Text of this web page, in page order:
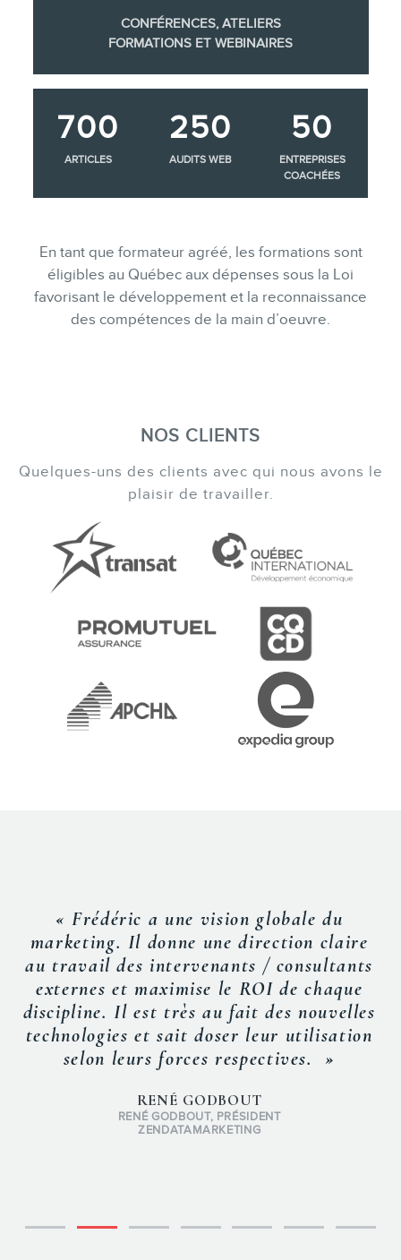
CONFÉRENCES, ATELIERS
FORMATIONS ET WEBINAIRES
700
ARTICLES
250
AUDITS WEB
50
ENTREPRISES
COACHÉES
En tant que formateur agréé, les formations sont
éligibles au Québec aux dépenses sous la Loi
favorisant le développement et la reconnaissance
des compétences de la main d’oeuvre.
NOS CLIENTS
Quelques-uns des clients avec qui nous avons le
plaisir de travailler.
« Frédéric a une vision globale du
marketing. Il donne une direction claire
au travail des intervenants / consultants
externes et maximise le ROI de chaque
discipline. Il est très au fait des nouvelles
technologies et sait doser leur utilisation
selon leurs forces respectives. »
RENÉ GODBOUT
RENÉ GODBOUT, PRÉSIDENT
ZENDATAMARKETING